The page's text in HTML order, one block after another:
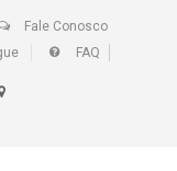
Fale Conosco
FAQ